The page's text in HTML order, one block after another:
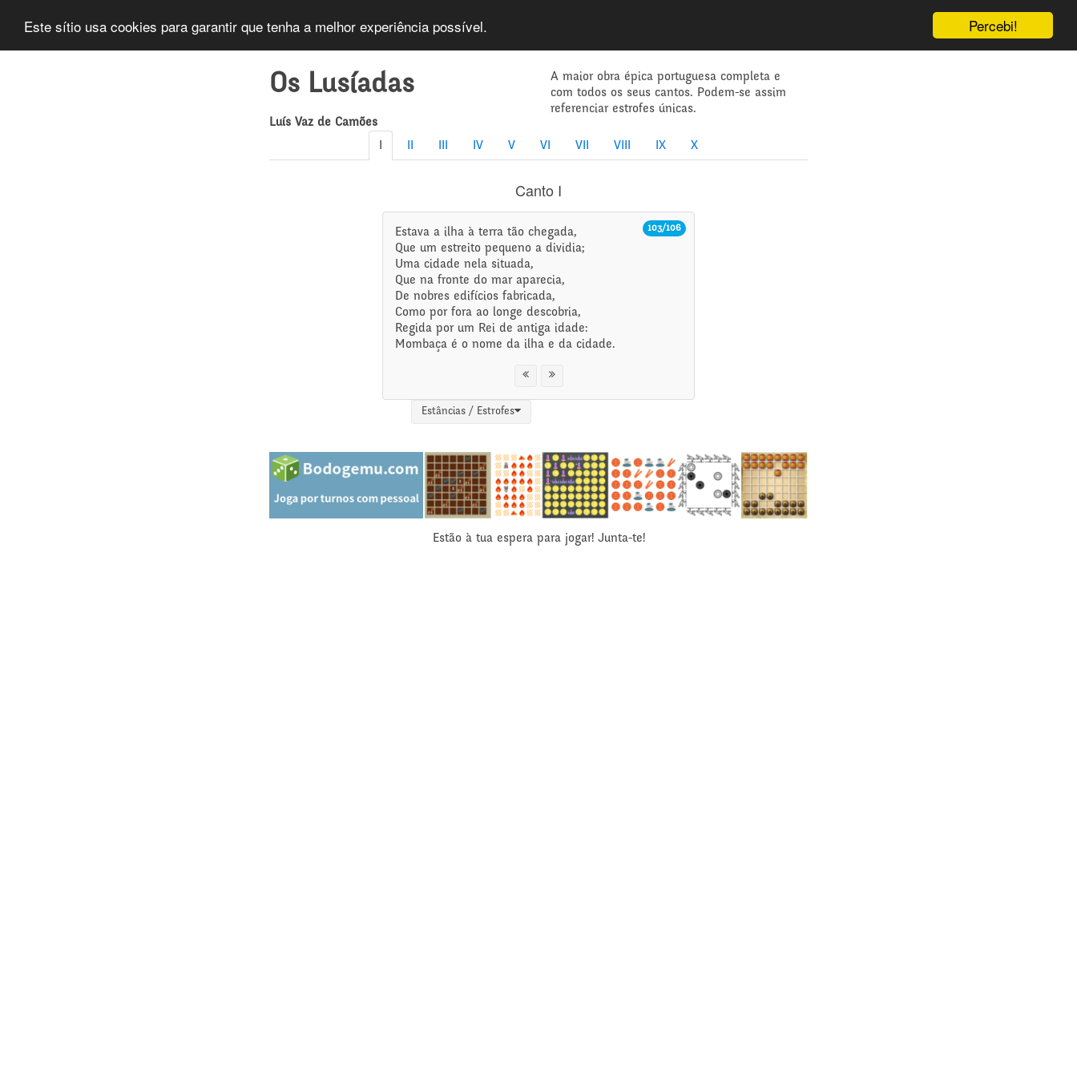
Percebi!
Este sítio usa cookies para garantir que tenha a melhor experiência possível.
Os Lusíadas
Luís Vaz de Camões
A maior obra épica portuguesa completa e
com todos os seus cantos. Podem-se assim
referenciar estrofes únicas.
IV V VI VII VIII IX X
Canto I
103/106
Estava a ilha à terra tão chegada,
Que um estreito pequeno a dividia;
Uma cidade nela situada,
Que na fronte do mar aparecia,
De nobres edifícios fabricada,
Como por fora ao longe descobria,
Regida por um Rei de antiga idade:
Mombaça é o nome da ilha e da cidade.
Estâncias / Estrofes
Estão à tua espera para jogar! Junta-te!